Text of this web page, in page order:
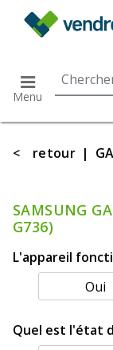
Menu
< retour |
SAMSUNG
G736)
L'appareil
Oui
Quel est l'état